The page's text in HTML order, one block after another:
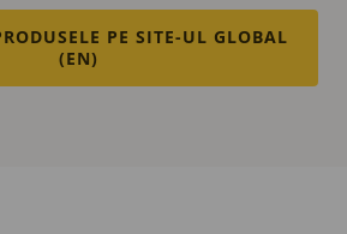
PE SITE-UL GLOBAL
(EN)